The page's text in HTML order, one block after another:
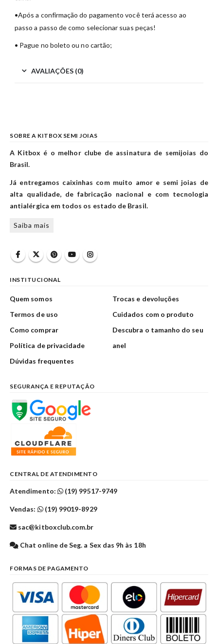
•Após a confirmação do pagamento você terá acesso ao
passo a passo de como selecionar suas peças!
• Pague no boleto ou no cartão;
AVALIAÇÕES (0)
SOBRE A KITBOX SEMI JOIAS
A Kitbox é o melhor clube de assinatura de semijoias do
Brasil.
Já entregamos caixinhas com muito amor e semi joias de
alta qualidade, de fabricação nacional e com tecnologia
antialérgica em todos os estado de Brasil.
Saiba mais
INSTITUCIONAL
Quem somos
Termos de uso
Como comprar
Política de privacidade
Dúvidas frequentes
Trocas e devoluções
Cuidados com o produto
Descubra o tamanho do seu
anel
SEGURANÇA E REPUTAÇÃO
CENTRAL DE ATENDIMENTO
Atendimento: (19) 99517-9749
Vendas: (19) 99019-8929
sac@kitboxclub.com.br
Chat online de Seg. a Sex das 9h às 18h
FORMAS DE PAGAMENTO